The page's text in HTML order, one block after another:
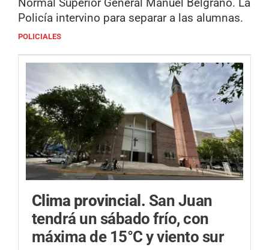
Policía intervino para separar a las alumnas.
POLICIALES
Clima provincial. San Juan
tendrá un sábado frío, con
máxima de 15°C y viento sur